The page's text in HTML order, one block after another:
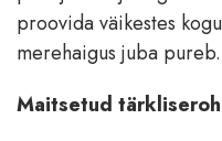
proovida väikestes
merehaigus juba pureb.
Maitsetud